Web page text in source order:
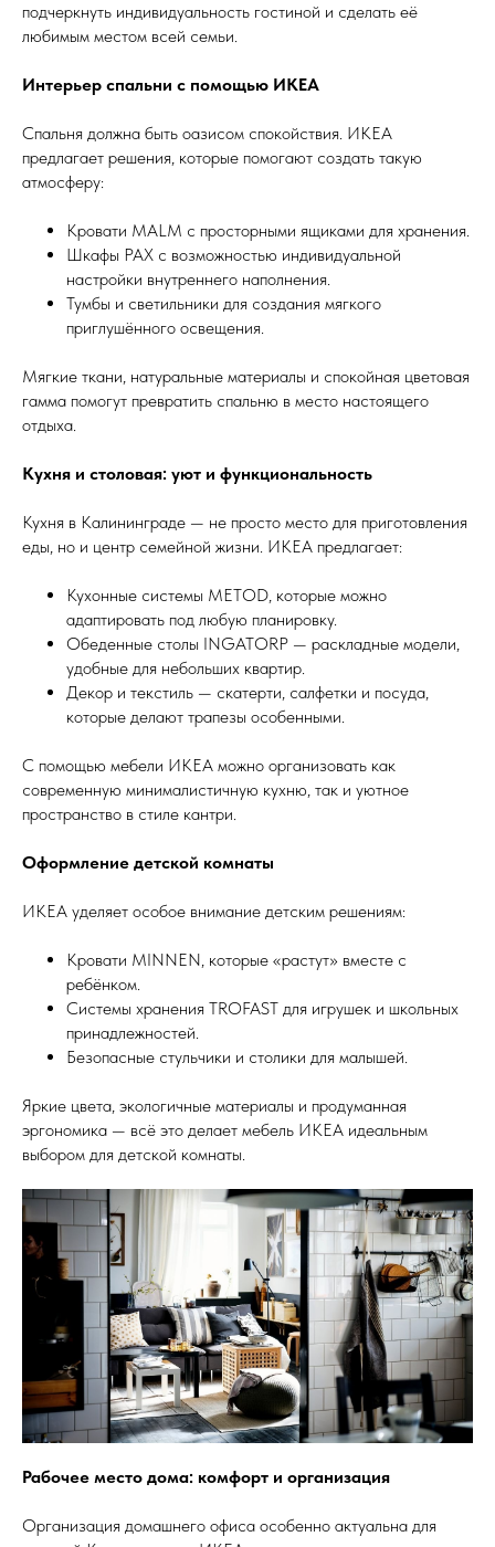
подчеркнуть индивидуальность гостиной и сделать её
любимым местом всей семьи.
Интерьер спальни с помощью ИКЕА
Спальня должна быть оазисом спокойствия. ИКЕА
предлагает решения, которые помогают создать такую
атмосферу:
Кровати MALM с просторными ящиками для хранения.
Шкафы PAX с возможностью индивидуальной
настройки внутреннего наполнения.
Тумбы и светильники для создания мягкого
приглушённого освещения.
Мягкие ткани, натуральные материалы и спокойная цветовая
гамма помогут превратить спальню в место настоящего
отдыха.
Кухня и столовая: уют и функциональность
Кухня в Калининграде — не просто место для приготовления
еды, но и центр семейной жизни. ИКЕА предлагает:
Кухонные системы METOD, которые можно
адаптировать под любую планировку.
Обеденные столы INGATORP — раскладные модели,
удобные для небольших квартир.
Декор и текстиль — скатерти, салфетки и посуда,
которые делают трапезы особенными.
С помощью мебели ИКЕА можно организовать как
современную минималистичную кухню, так и уютное
пространство в стиле кантри.
Оформление детской комнаты
ИКЕА уделяет особое внимание детским решениям:
Кровати MINNEN, которые «растут» вместе с
ребёнком.
Системы хранения TROFAST для игрушек и школьных
принадлежностей.
Безопасные стульчики и столики для малышей.
Яркие цвета, экологичные материалы и продуманная
эргономика — всё это делает мебель ИКЕА идеальным
выбором для детской комнаты.
Рабочее место дома: комфорт и организация
Организация домашнего офиса особенно актуальна для